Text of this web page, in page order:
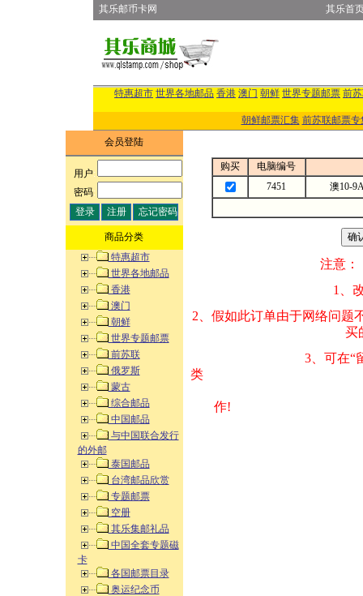
其乐邮币卡网 其乐首
特惠超市 世界各地邮品 香港 澳门 朝鲜 世界专题邮票 前
朝鲜邮票汇集 前苏联邮票专
会员登陆
用户:
密码:
商品分类
特惠超市
世界各地邮品
香港
澳门
朝鲜
世界专题邮票
前苏联
俄罗斯
蒙古
综合邮品
中国邮品
与中国联合发行
的外邮
泰国邮品
台湾邮品欣赏
专题邮票
空册
其乐集邮礼品
中国全套专题磁
卡
各国邮票目录
奥运纪念币
购买
电脑编号
7451
澳10-
注意：
1、改变商品数量
2、假如此订单由
买的邮品的“
3、可在“
类 方式告之
作!